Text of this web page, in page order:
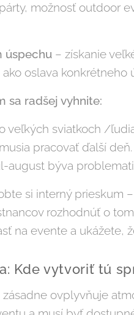
možnosť outdoor
úspechu – získanie
ako oslava
sa radšej vyhnite:
veľkých sviatkoch /
pracovať ďalší
august býva
si interný prieskum
rozhodnúť o
na evente a ukážete,
Kde vytvoriť tú
zásadne ovplyvňuje